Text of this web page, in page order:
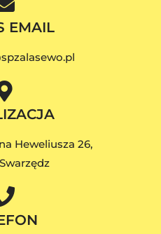
EMAIL
Heweliusza 26,